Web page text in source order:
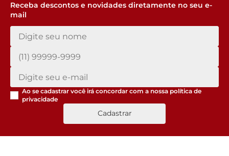
Receba descontos e novidades diretamente no seu e-
mail
Ao se cadastrar você irá concordar com a nossa política de
privacidade
Cadastrar